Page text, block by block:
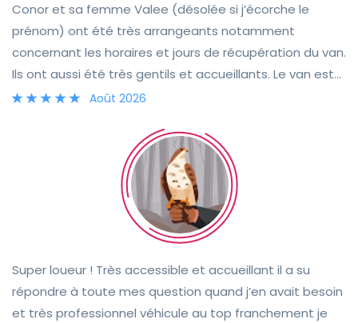
Conor et sa femme Valee (désolée si j’écorche le
prénom) ont été très arrangeants notamment
concernant les horaires et jours de récupération du van.
Ils ont aussi été très gentils et accueillants. Le van est
super et très fonctionnel. Il contient tout le nécessaire
endroits sauvages sans problème car la batterie tient
bien. Il se conduit facilement et de façon agréable.
Nous recommandons le van sans réserve !!!! Merci
beaucoup pour votre confiance Conor!
Août 2026
Super loueur ! Très accessible et accueillant il a su
répondre à toute mes question quand j’en avait besoin
et très professionnel véhicule au top franchement je